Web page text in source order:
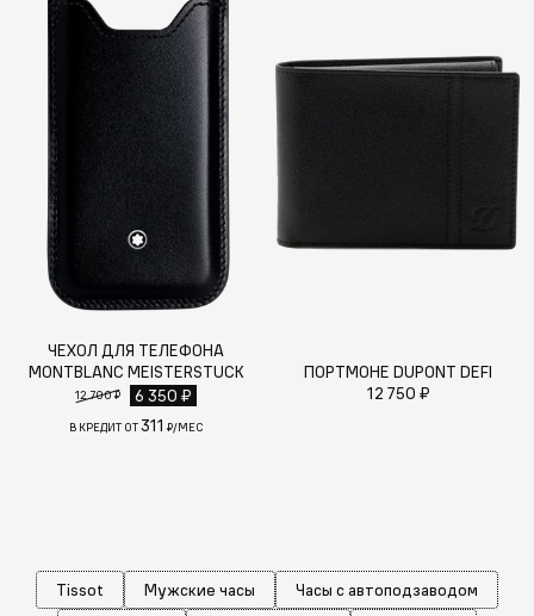
ЧЕХОЛ ДЛЯ ТЕЛЕФОНА
MONTBLANC MEISTERSTUCK
12 700 ₽ 6 350 ₽
В КРЕДИТ ОТ311 ₽/МЕС
ПОРТМОНЕ DUPONT DEFI
12 750 ₽
Tissot Мужские часы
Часы с автоподзаводом